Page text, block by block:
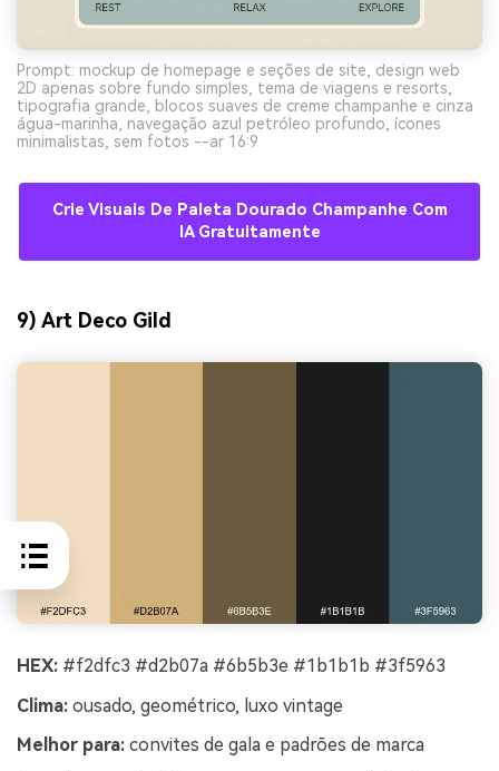
Prompt: mockup de homepage e seções de site, design web
2D apenas sobre fundo simples, tema de viagens e resorts,
tipografia grande, blocos suaves de creme champanhe e cinza
água-marinha, navegação azul petróleo profundo, ícones
minimalistas, sem fotos --ar 16:9
Crie Visuais De Paleta Dourado Champanhe Com
IA Gratuitamente
9) Art Deco Gild
HEX: #f2dfc3 #d2b07a #6b5b3e #1b1b1b #3f5963
Clima: ousado, geométrico, luxo vintage
Melhor para: convites de gala e padrões de marca